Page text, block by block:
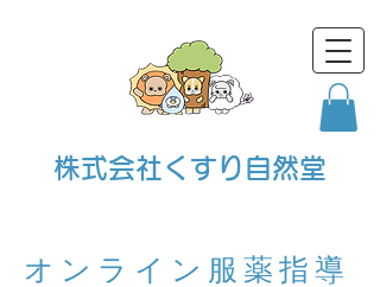
株式会社くすり自然堂
オンライン服薬指導